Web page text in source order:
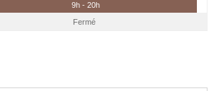
9h - 20h
Fermé